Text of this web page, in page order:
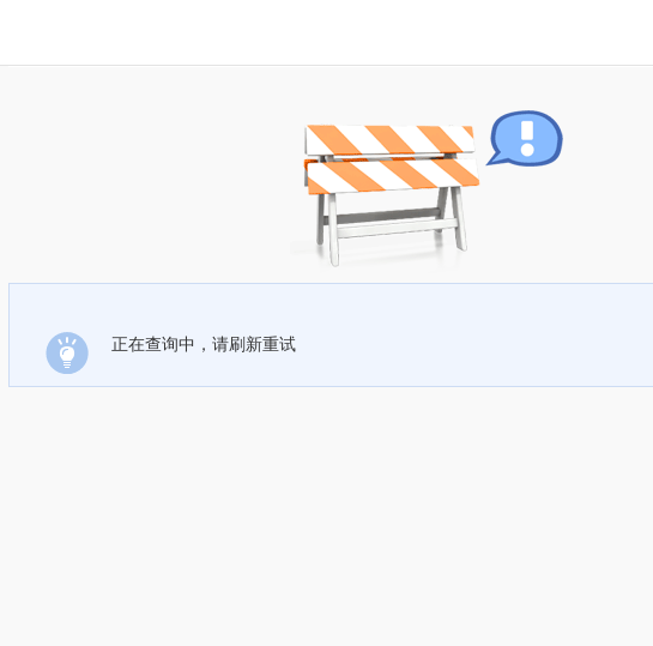
正在查询中，请刷新重试